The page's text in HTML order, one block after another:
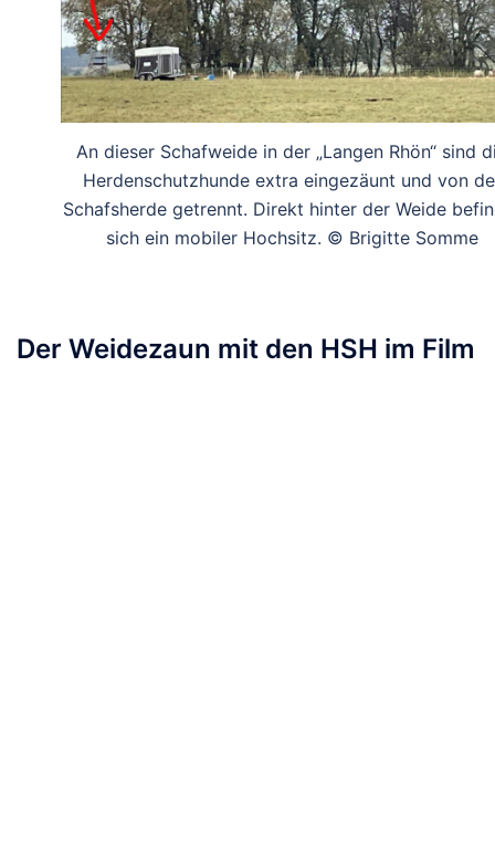
An dieser Schafweide in der „Langen Rhön“ sind
Herdenschutzhunde extra eingezäunt und von
Schafsherde getrennt. Direkt hinter der Weide
sich ein mobiler Hochsitz. © Brigitte Somme
Der Weidezaun mit den HSH im Film